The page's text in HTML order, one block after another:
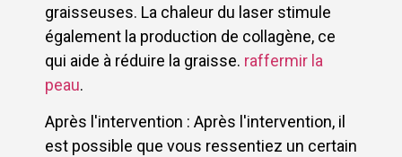
graisseuses. La chaleur du laser stimule
également la production de collagène, ce
qui aide à réduire la graisse. raffermir la
peau.
Après l'intervention : Après l'intervention, il
est possible que vous ressentiez un certain